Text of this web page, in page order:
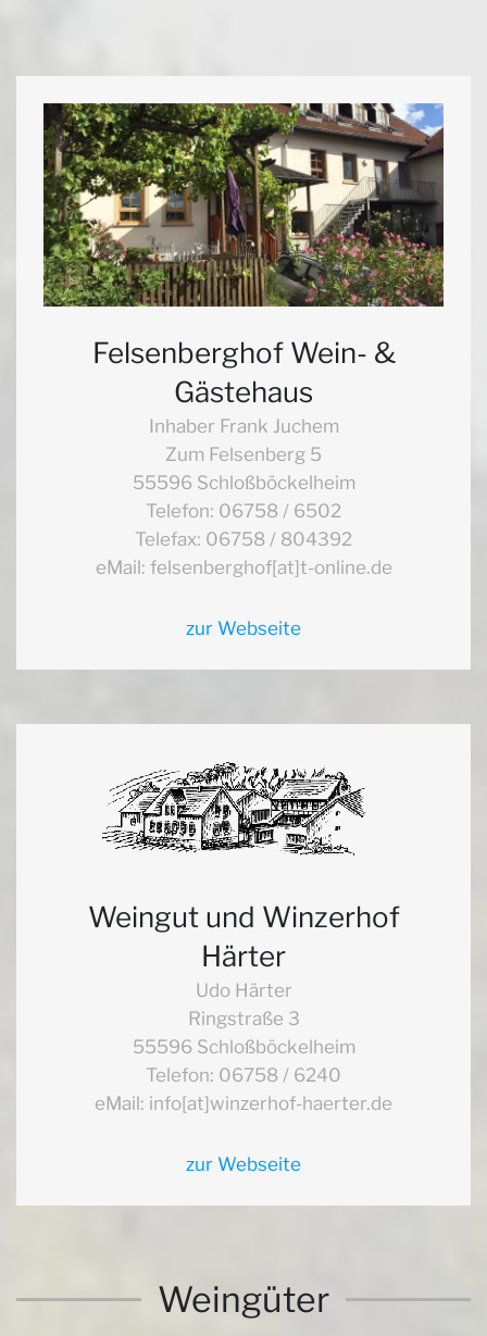
Felsenberghof Wein- &
Gästehaus
Inhaber Frank Juchem
Zum Felsenberg 5
55596 Schloßböckelheim
Telefon: 06758 / 6502
Telefax: 06758 / 804392
eMail: felsenberghof[at]t-online.de
zur Webseite
Weingut und Winzerhof
Härter
Udo Härter
Ringstraße 3
55596 Schloßböckelheim
Telefon: 06758 / 6240
eMail: info[at]winzerhof-haerter.de
zur Webseite
Weingüter